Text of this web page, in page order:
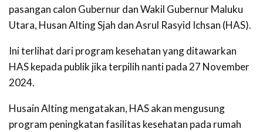
pasangan calon Gubernur dan Wakil Gubernur Maluku
Utara, Husan Alting Sjah dan Asrul Rasyid Ichsan (HAS).
Ini terlihat dari program kesehatan yang ditawarkan
HAS kepada publik jika terpilih nanti pada 27 November
2024.
Husain Alting mengatakan, HAS akan mengusung
program peningkatan fasilitas kesehatan pada rumah